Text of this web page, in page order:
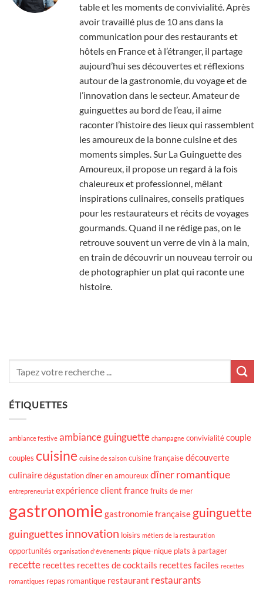
table et les moments de convivialité. Après
avoir travaillé plus de 10 ans dans la
communication pour des restaurants et
hôtels en France et à l’étranger, il partage
aujourd’hui ses découvertes et réflexions
autour de la gastronomie, du voyage et de
l’innovation dans le secteur. Amateur de
guinguettes au bord de l’eau, il aime
raconter l’histoire des lieux qui rassemblent
les amoureux de la bonne cuisine et des
moments simples. Sur La Guinguette des
Amoureux, il propose un regard à la fois
chaleureux et professionnel, mêlant
inspirations culinaires, conseils pratiques
pour les restaurateurs et récits de voyages
gourmands. Quand il ne rédige pas, on le
retrouve souvent un verre de vin à la main,
en train de découvrir un nouveau terroir ou
de photographier un plat qui raconte une
histoire.
ÉTIQUETTES
ambiance festive ambiance guinguette champagne convivialitécouple
couples cuisine cuisine de saison cuisine françaisedécouverte
culinairedégustationdîner en amoureux dîner romantique
entrepreneuriat expérience client francefruits de mer
gastronomie gastronomie française guinguette
guinguettes innovation loisirs métiers de la restauration
opportunités organisation d'événements pique-nique plats à partager
recette recettes recettes de cocktails recettes faciles recettes
romantiques repas romantique restaurant restaurants